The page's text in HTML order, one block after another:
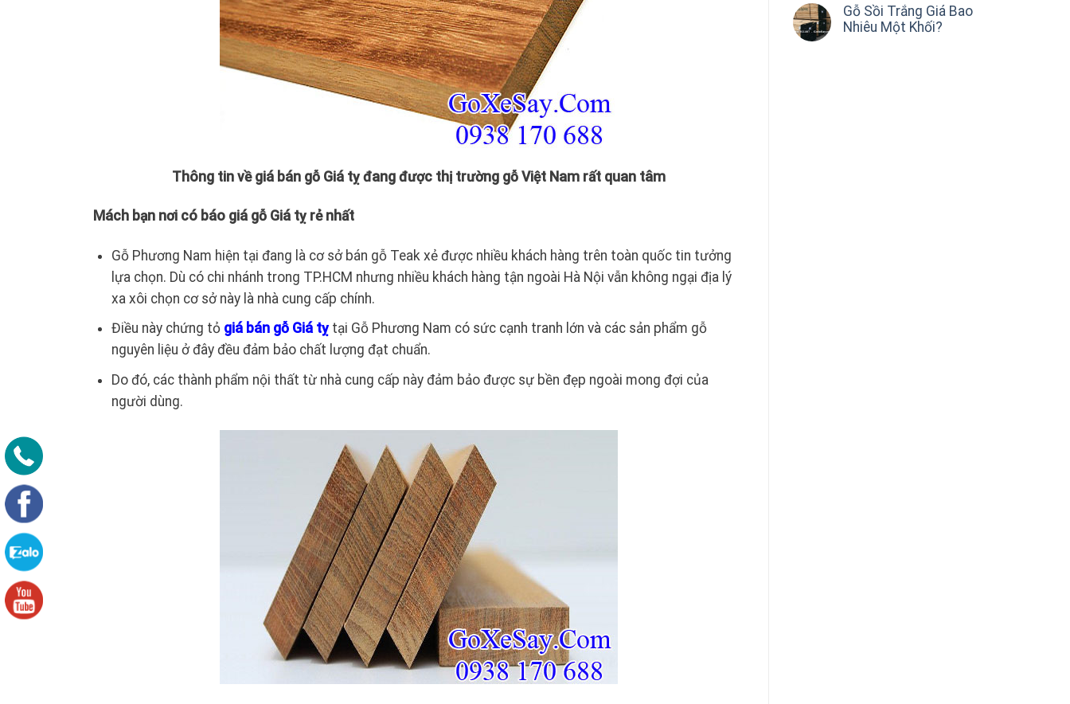
Thông tin về giá bán gỗ Giá tỵ đang được thị trường gỗ Việt Nam rất quan tâm
Mách bạn nơi có báo giá gỗ Giá tỵ rẻ nhất
Gỗ Phương Nam hiện tại đang là cơ sở bán gỗ Teak xẻ được nhiều khách hàng trên toàn quốc tin tưởng
lựa chọn. Dù có chi nhánh trong TP.HCM nhưng nhiều khách hàng tận ngoài Hà Nội vẫn không ngại địa lý
xa xôi chọn cơ sở này là nhà cung cấp chính.
Điều này chứng tỏ giá bán gỗ Giá tỵtại Gỗ Phương Nam có sức cạnh tranh lớn và các sản phẩm gỗ
nguyên liệu ở đây đều đảm bảo chất lượng đạt chuẩn.
Do đó, các thành phẩm nội thất từ nhà cung cấp này đảm bảo được sự bền đẹp ngoài mong đợi của
người dùng.
Gỗ Sồi Trắng Giá Bao
Nhiêu Một Khối?